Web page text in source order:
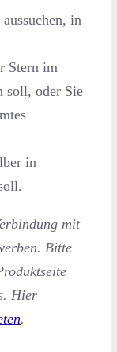
in
Stern im
soll, oder Sie
in
mit
Bitte
Hier
.